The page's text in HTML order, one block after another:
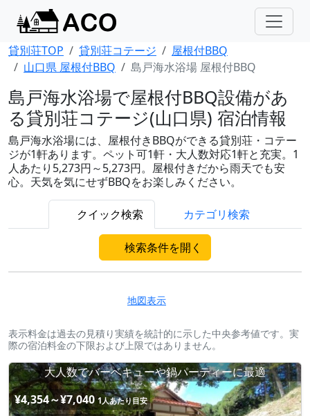
貸別荘TOP 貸別荘コテージ
屋根付BBQ
山口県 屋根付BBQ
島戸海水浴場 屋根付BBQ
島戸海水浴場で屋根付BBQ設備があ
る貸別荘コテージ(山口県) 宿泊情報
島戸海水浴場には、屋根付きBBQができる貸別荘・コテー
ジが1軒あります。ペット可1軒・大人数対応1軒と充実。1
人あたり5,273円～5,273円。屋根付きだから雨天でも安
心。天気を気にせずBBQをお楽しみください。
クイック検索 カテゴリ検索
検索条件を開く
地図表示
表示料金は過去の見積り実績を統計的に示した中央参考値です。実
際の宿泊料金の下限および上限ではありません。
大人数でバーベキューや鍋パーティーに最適
¥4,354～¥7,040 1人あたり目安